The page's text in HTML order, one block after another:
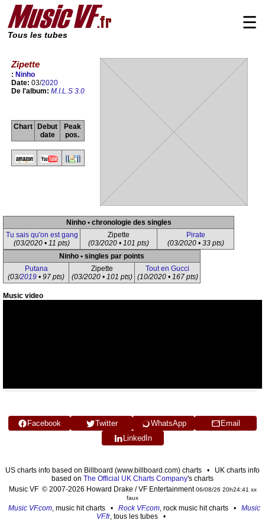
Tous les tubes
☰
Zipette
: Ninho
Date: 03/2020
De l'album: M.I.L.S 3.0
Chart
Debut
date
Peak
pos.
Ninho • chronologie des singles
Tu sais qu'on est gang
(03/2020 • 11 pts)
Zipette
(03/2020 • 101 pts)
Pirate
(03/2020 • 33 pts)
Ninho • singles par points
Putana
(03/2019 • 97 pts)
Zipette
(03/2020 • 101 pts)
Tout en Gucci
(10/2020 • 167 pts)
Music video
Facebook Twitter WhatsApp
Email
LinkedIn
US charts info based on Billboard (www.billboard.com) charts • UK charts info
based on The Official UK Charts Company's charts
Music VF © 2007-2026 Howard Drake / VF Entertainment06/08/26 20h24:41 xx
faux
Music VF.com, music hit charts • Rock VF.com, rock music hit charts • Music
VF.fr, tous les tubes •